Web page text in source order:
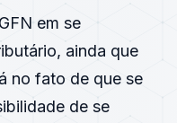
em se
ainda que
no fato de que se
de se